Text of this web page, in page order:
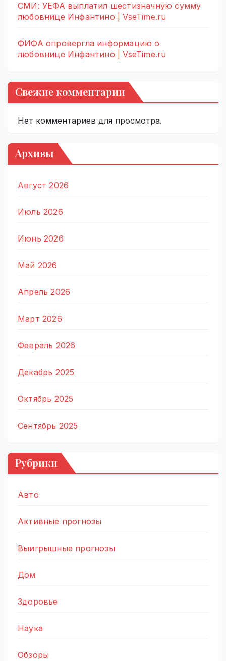
СМИ: УЕФА выплатил шестизначную сумму
любовнице Инфантино | VseTime.ru
ФИФА опровергла информацию о
любовнице Инфантино | VseTime.ru
Свежие комментарии
Нет комментариев для просмотра.
Архивы
Август 2026
Июль 2026
Июнь 2026
Май 2026
Апрель 2026
Март 2026
Февраль 2026
Декабрь 2025
Октябрь 2025
Сентябрь 2025
Рубрики
Авто
Активные прогнозы
Выигрышные прогнозы
Дом
Здоровье
Наука
Обзоры